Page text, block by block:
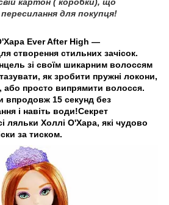
для покупця!
Ever After High —
створення стильних зачісок.
зі своїм шикарним волоссям
як зробити пружні локони,
або просто випрямити волосся.
впродовж 15 секунд без
і навіть води!Секрет
ляльки Холлі О'Хара, які чудово
за тиском.